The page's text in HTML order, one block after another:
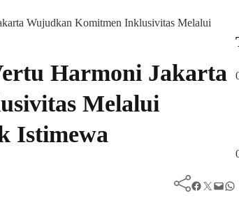
Wujudkan Komitmen Inklusivitas Melalui
Harmoni Jakarta
Melalui
Istimewa
Facebook Twitter Mail WhatsApp